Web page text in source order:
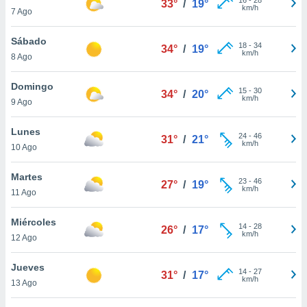
más
nuestra
y
de
disponible
cookies
aceptar
7 Ago
33° / 19°
km/h
Sábado
8 Ago
34° / 19° 18- 34
km/h
Domingo
9 Ago
34° / 20° 15- 30
km/h
Lunes
10 Ago
31° / 21° 24- 46
km/h
Martes
11 Ago
27° / 19° 23- 46
km/h
Miércoles
12 Ago
26° / 17° 14- 28
km/h
Jueves
13 Ago
31° / 17° 14- 27
km/h